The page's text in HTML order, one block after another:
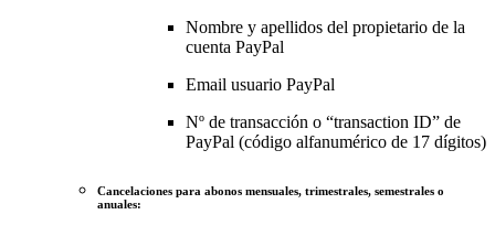
Nombre y apellidos del propietario de la
cuenta PayPal
Email usuario PayPal
Nº de transacción o “transaction ID” de
PayPal (código alfanumérico de 17 dígitos)
Cancelaciones para abonos mensuales, trimestrales, semestrales o
anuales: